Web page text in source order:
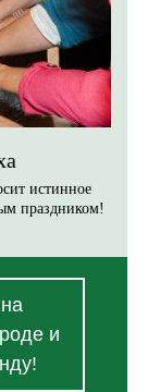
истинное
праздником!
и